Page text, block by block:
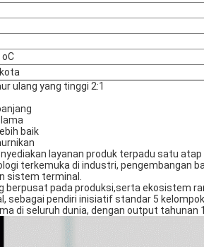
oC
ulang yang tinggi 2:1
baik
layanan produk terpadu satu
terkemuka di industri, pengembangan
sistem terminal.
pada produksi,serta ekosistem
sebagai pendiri inisiatif standar 5
di seluruh dunia, dengan output tahunan